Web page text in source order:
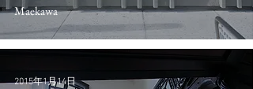
Maekawa
2015年1月14日